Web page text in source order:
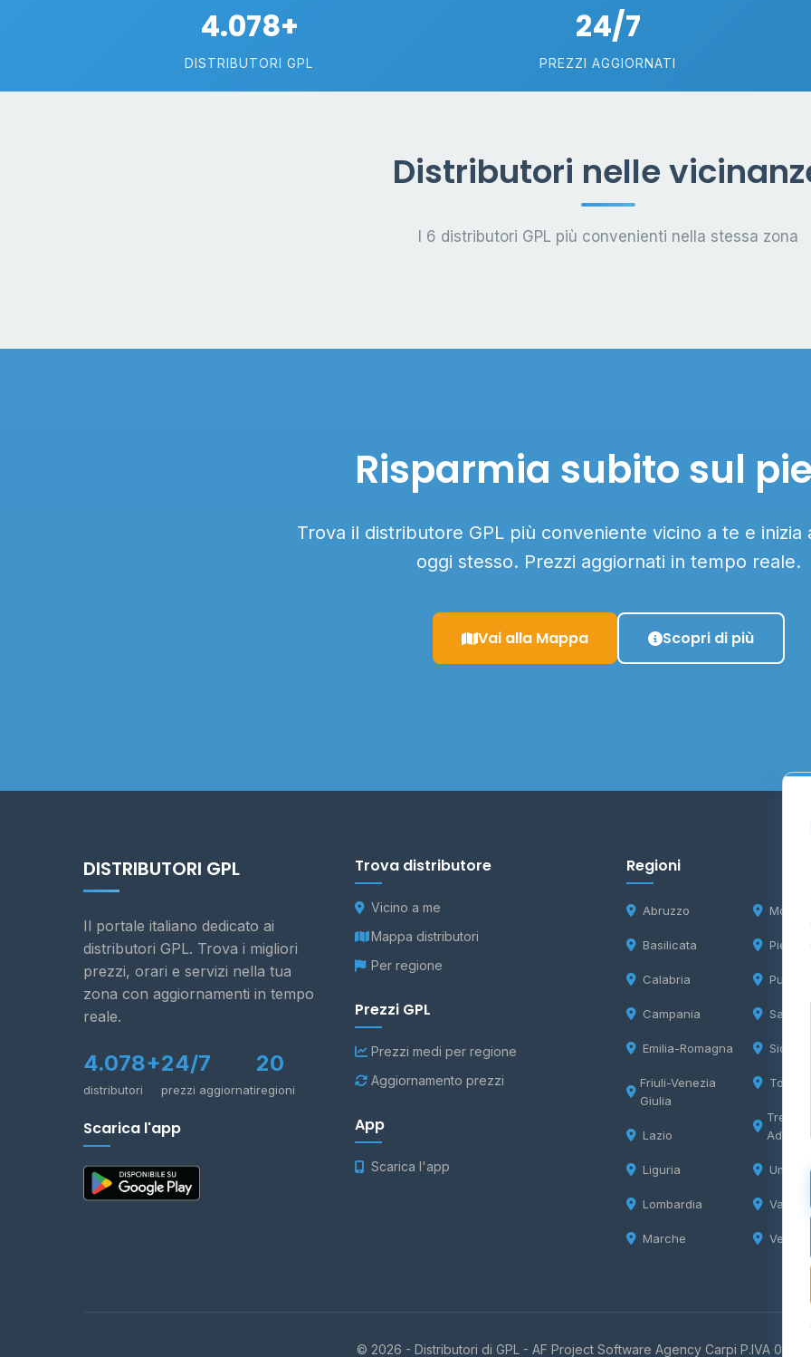
4.078+
DISTRIBUTORI GPL
24/7
PREZZI AGGIORNATI
Distributori nelle
I 6 distributori GPL più convenienti nella stessa zona
Risparmia subito sul
Trova il distributore GPL più conveniente vicino a te e inizia
oggi stesso. Prezzi aggiornati in tempo reale.
Vai alla Mappa Scopri di più
DISTRIBUTORI GPL
Il portale italiano dedicato ai
distributori GPL. Trova i migliori
prezzi, orari e servizi nella tua
zona con aggiornamenti in tempo
reale.
4.078+
distributori
24/7
prezzi aggiornati
20
regioni
Scarica l'app
Trova distributore
Vicino a me
Mappa distributori
Per regione
Prezzi GPL
Prezzi medi per regione
Aggiornamento prezzi
App
Scarica l'app
Regioni
Abruzzo
Basilicata
Calabria
Campania
Emilia-Romagna
Friuli-Venezia
Giulia
Lazio
Liguria
Lombardia
Marche
Molise
Puglia
Sicilia
Toscana
Adige
Umbria
Valle
Veneto
© 2026 - Distributori di GPL - AF Project Software Agency Carpi P.IVA